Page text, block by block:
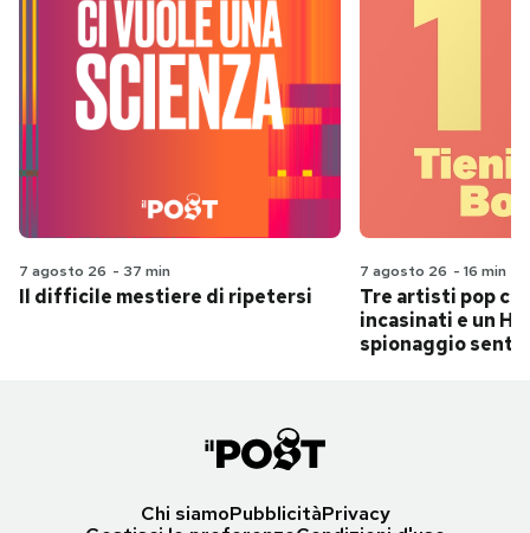
7 agosto 26 - 37 min
Il difficile mestiere di ripetersi
7 agosto 26 - 16 min
Tre artisti pop
incasinati e un
spionaggio
Chi siamoPubblicitàPrivacy